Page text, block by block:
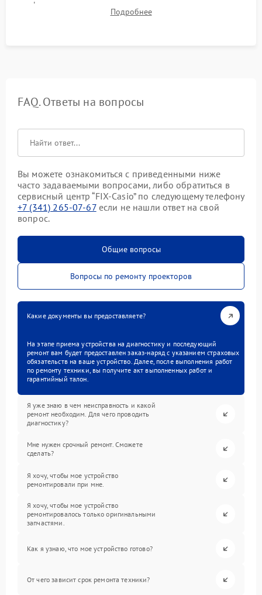
фокуса, контрастности и цветопередачи на тестовых
таблицах. Проверка работы всех видеовходов и кнопок
Подробнее
FAQ. Ответы на вопросы
Вы можете ознакомиться с приведенными ниже
часто задаваемыми вопросами, либо обратиться в
сервисный центр “FIX-Casio” по следующему телефону
+7 (341) 265-07-67если не нашли ответ на свой
вопрос.
Общие вопросы
Вопросы по ремонту проекторов
Какие документы вы предоставляете?
На этапе приема устройства на диагностику и последующий
ремонт вам будет предоставлен заказ-наряд с указанием страховых
обязательств на ваше устройство. Далее, после выполнения работ
по ремонту техники, вы получите акт выполненных работ и
гарантийный талон.
Я уже знаю в чем неисправность и какой
ремонт необходим. Для чего проводить
диагностику?
Мне нужен срочный ремонт. Сможете
сделать?
Я хочу, чтобы мое устройство
ремонтировали при мне.
Я хочу, чтобы мое устройство
ремонтировалось только оригинальными
запчастями.
Как я узнаю, что мое устройство готово?
От чего зависит срок ремонта техники?